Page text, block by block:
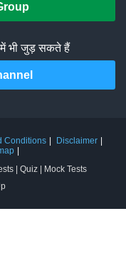
भी जुड़ सकते हैं
Conditions
Disclaimer
| Quiz | Mock Tests